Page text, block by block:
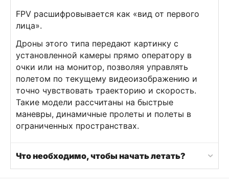
FPV расшифровывается как «вид от первого
лица».
Дроны этого типа передают картинку с
установленной камеры прямо оператору в
очки или на монитор, позволяя управлять
полетом по текущему видеоизображению и
точно чувствовать траекторию и скорость.
Такие модели рассчитаны на быстрые
маневры, динамичные пролеты и полеты в
ограниченных пространствах.
Что необходимо, чтобы начать летать?